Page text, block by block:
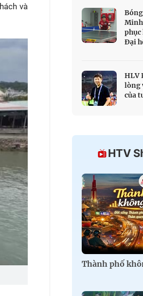
và
Minh
phục
Đại
HLV
lòng
của
HTV
Thành phố